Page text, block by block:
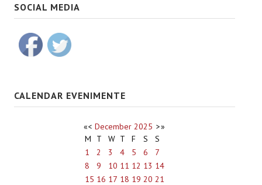
SOCIAL MEDIA
CALENDAR EVENIMENTE
«< December 2025 >»
M
T W T F S
S
1
2 3 4 5 6
7
8
9 10 11 12 13 14
15 16 17 18 19 20 21